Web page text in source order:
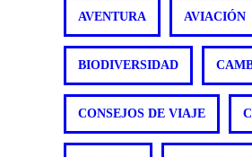
AVENTURA AVIACIÓN
BIODIVERSIDAD
CONSEJOS DE VIAJE